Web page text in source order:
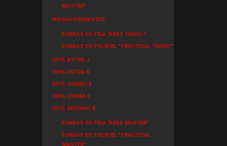
MASTER"
NISSAN PRIMASTAR
FUNDAS DE TELA "ARES TRAFIC"
FUNDAS DE POLIPIEL "PRACTICAL TRAFIC"
OPEL ASTRA J
OPEL ASTRA K
OPEL COMBO E
OPEL CORSA E
OPEL MOVANO B
FUNDAS DE TELA "ARES MASTER"
FUNDAS DE POLIPIEL "PRACTICAL